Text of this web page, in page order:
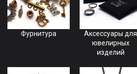
Фурнитура
Аксессуары для
ювелирных
изделий